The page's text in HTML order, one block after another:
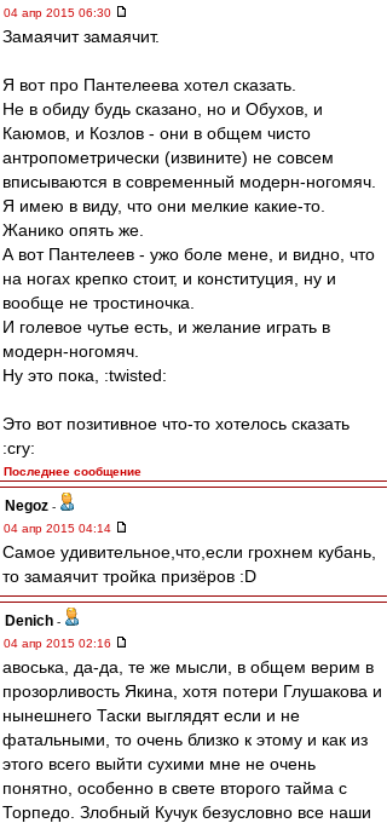
04 апр 2015 06:30
Замаячит замаячит.
Я вот про Пантелеева хотел сказать.
Не в обиду будь сказано, но и Обухов, и
Каюмов, и Козлов - они в общем чисто
антропометрически (извините) не совсем
вписываются в современный модерн-ногомяч.
Я имею в виду, что они мелкие какие-то.
Жанико опять же.
А вот Пантелеев - ужо боле мене, и видно, что
на ногах крепко стоит, и конституция, ну и
вообще не тростиночка.
И голевое чутье есть, и желание играть в
модерн-ногомяч.
Ну это пока, :twisted:
Это вот позитивное что-то хотелось сказать
:cry:
Последнее сообщение
Negoz -
04 апр 2015 04:14
Самое удивительное,что,если грохнем кубань,
то замаячит тройка призёров :D
Denich -
04 апр 2015 02:16
авоська, да-да, те же мысли, в общем верим в
прозорливость Якина, хотя потери Глушакова и
нынешнего Таски выглядят если и не
фатальными, то очень близко к этому и как из
этого всего выйти сухими мне не очень
понятно, особенно в свете второго тайма с
Торпедо. Злобный Кучук безусловно все наши